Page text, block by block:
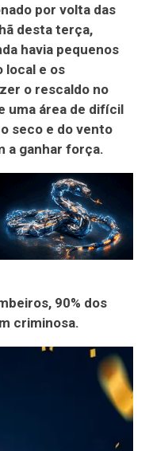
por volta das
desta terça,
havia pequenos
local e os
o rescaldo no
uma área de difícil
seco e do vento
a ganhar força.
90% dos
criminosa.